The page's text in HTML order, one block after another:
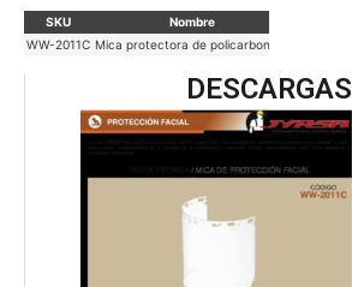
SKU Nombre
WW-2011C Mica protectora de policarbonato
DESCARGAS